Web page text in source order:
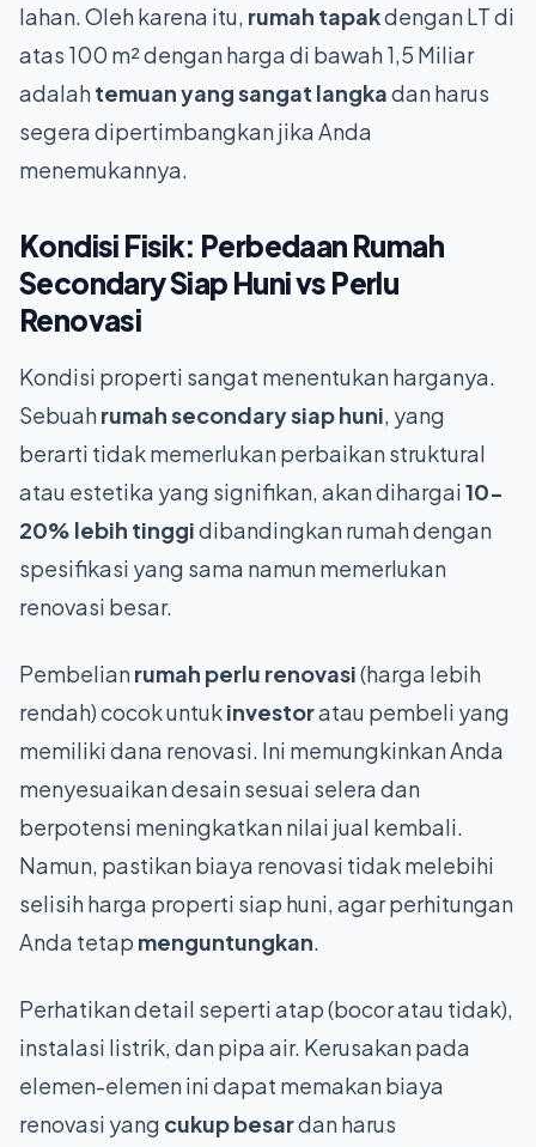
lahan. Oleh karena itu, rumah tapakdengan LT di
atas 100 m² dengan harga di bawah 1,5 Miliar
adalahtemuan yang sangat langkadan harus
segera dipertimbangkan jika Anda
menemukannya.
Kondisi Fisik: Perbedaan Rumah
Secondary Siap Hunivs Perlu
Renovasi
Kondisi properti sangat menentukan harganya.
Sebuahrumah secondary siap huni, yang
berarti tidak memerlukan perbaikan struktural
atau estetika yang signifikan, akan dihargai10-
20% lebih tinggidibandingkan rumah dengan
spesifikasi yang sama namun memerlukan
renovasi besar.
Pembelianrumah perlu renovasi(harga lebih
rendah) cocok untukinvestoratau pembeli yang
memiliki dana renovasi. Ini memungkinkan Anda
menyesuaikan desain sesuai selera dan
berpotensi meningkatkan nilai jual kembali.
Namun, pastikan biaya renovasi tidak melebihi
selisih harga properti siap huni, agar perhitungan
Anda tetap menguntungkan.
Perhatikan detail seperti atap (bocor atau tidak),
instalasi listrik, dan pipa air. Kerusakan pada
elemen-elemen ini dapat memakan biaya
renovasi yang cukup besardan harus